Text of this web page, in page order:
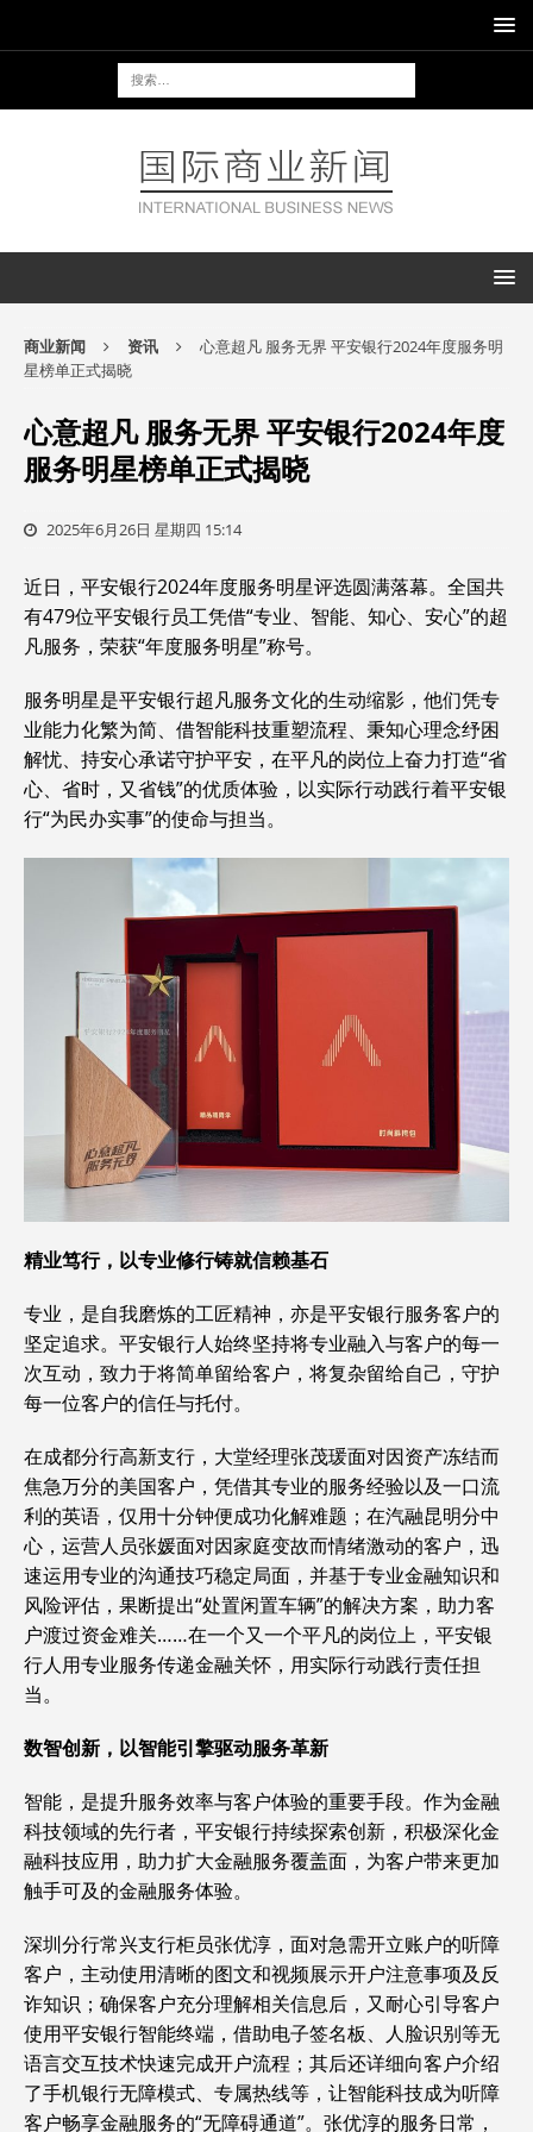
商业新闻 资讯
心意超凡 服务无界 平安银行2024年度服务明
星榜单正式揭晓
心意超凡 服务无界 平安银行2024年度
服务明星榜单正式揭晓
2025年6月26日 星期四 15:14
近日，平安银行2024年度服务明星评选圆满落幕。全国共
有479位平安银行员工凭借“专业、智能、知心、安心”的超
凡服务，荣获“年度服务明星”称号。
服务明星是平安银行超凡服务文化的生动缩影，他们凭专
业能力化繁为简、借智能科技重塑流程、秉知心理念纾困
解忧、持安心承诺守护平安，在平凡的岗位上奋力打造“省
心、省时，又省钱”的优质体验，以实际行动践行着平安银
行“为民办实事”的使命与担当。
精业笃行，以专业修行铸就信赖基石
专业，是自我磨炼的工匠精神，亦是平安银行服务客户的
坚定追求。平安银行人始终坚持将专业融入与客户的每一
次互动，致力于将简单留给客户，将复杂留给自己，守护
每一位客户的信任与托付。
在成都分行高新支行，大堂经理张茂瑗面对因资产冻结而
焦急万分的美国客户，凭借其专业的服务经验以及一口流
利的英语，仅用十分钟便成功化解难题；在汽融昆明分中
心，运营人员张媛面对因家庭变故而情绪激动的客户，迅
速运用专业的沟通技巧稳定局面，并基于专业金融知识和
风险评估，果断提出“处置闲置车辆”的解决方案，助力客
户渡过资金难关……在一个又一个平凡的岗位上，平安银
行人用专业服务传递金融关怀，用实际行动践行责任担
当。
数智创新，以智能引擎驱动服务革新
智能，是提升服务效率与客户体验的重要手段。作为金融
科技领域的先行者，平安银行持续探索创新，积极深化金
融科技应用，助力扩大金融服务覆盖面，为客户带来更加
触手可及的金融服务体验。
深圳分行常兴支行柜员张优淳，面对急需开立账户的听障
客户，主动使用清晰的图文和视频展示开户注意事项及反
诈知识；确保客户充分理解相关信息后，又耐心引导客户
使用平安银行智能终端，借助电子签名板、人脸识别等无
语言交互技术快速完成开户流程；其后还详细向客户介绍
了手机银行无障模式、专属热线等，让智能科技成为听障
客户畅享金融服务的“无障碍通道”。张优淳的服务日常，